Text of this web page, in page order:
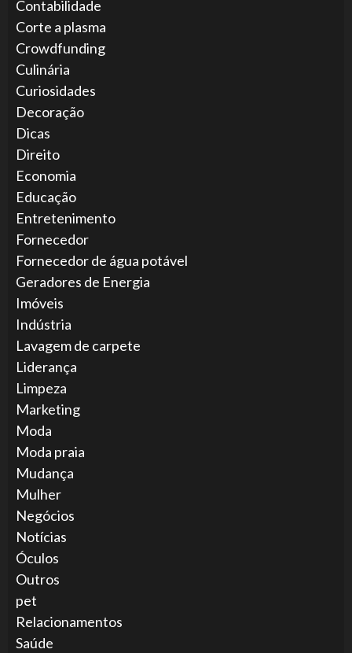
Contabilidade
Corte a plasma
Crowdfunding
Culinária
Curiosidades
Decoração
Dicas
Direito
Economia
Educação
Entretenimento
Fornecedor
Fornecedor de água potável
Geradores de Energia
Imóveis
Indústria
Lavagem de carpete
Liderança
Limpeza
Marketing
Moda
Moda praia
Mudança
Mulher
Negócios
Notícias
Óculos
Outros
pet
Relacionamentos
Saúde